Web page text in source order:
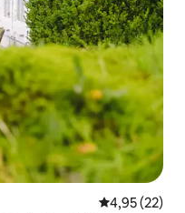
Évaluation
4,95 (22)